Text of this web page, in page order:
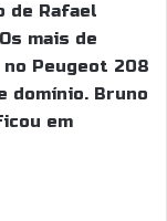
de Rafael
mais de
no Peugeot 208
domínio. Bruno
em